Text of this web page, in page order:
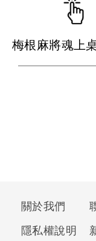
關於我們
隱私權說明